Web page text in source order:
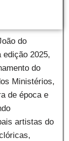
do
edição 2025,
do
Ministérios,
de época e
artistas do